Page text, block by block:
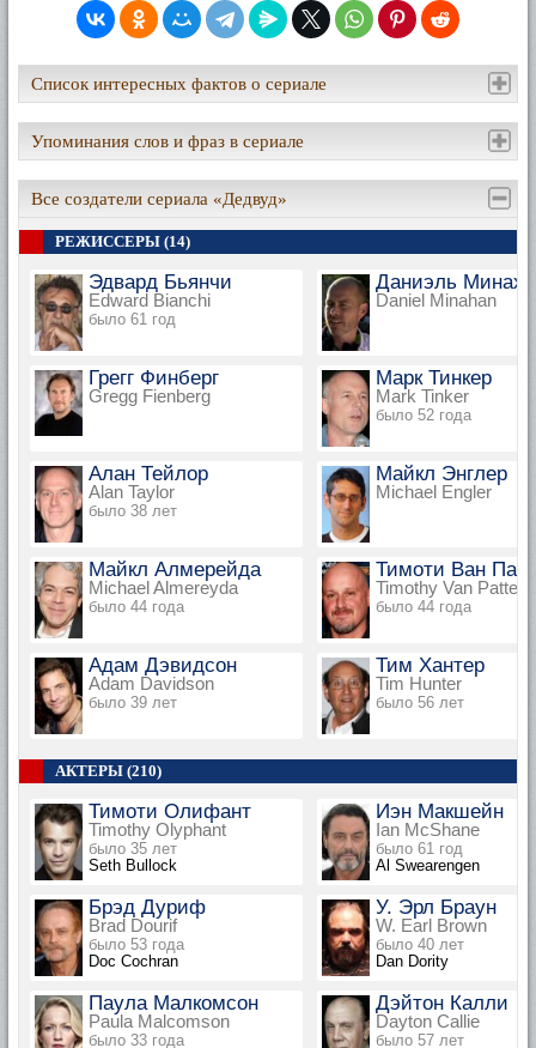
Список интересных фактов о сериале
Упоминания слов и фраз в сериале
Все создатели сериала «Дедвуд»
РЕЖИССЕРЫ (14)
Эдвард Бьянчи
Edward Bianchi
было 61 год
Даниэль
Daniel Minahan
Грегг Финберг
Gregg Fienberg
Марк Тинкер
Mark Tinker
было 52 года
Алан Тейлор
Alan Taylor
было 38 лет
Майкл Энглер
Michael Engler
Майкл Алмерейда
Michael Almereyda
было 44 года
Тимоти Ван
Timothy Van Patten
было 44 года
Адам Дэвидсон
Adam Davidson
было 39 лет
Тим Хантер
Tim Hunter
было 56 лет
АКТЕРЫ (210)
Тимоти Олифант
Timothy Olyphant
было 35 лет
Seth Bullock
Иэн Макшейн
Ian McShane
было 61 год
Al Swearengen
Брэд Дуриф
Brad Dourif
было 53 года
Doc Cochran
У. Эрл Браун
W. Earl Brown
было 40 лет
Dan Dority
Паула Малкомсон
Paula Malcomson
было 33 года
Дэйтон Калли
Dayton Callie
было 57 лет